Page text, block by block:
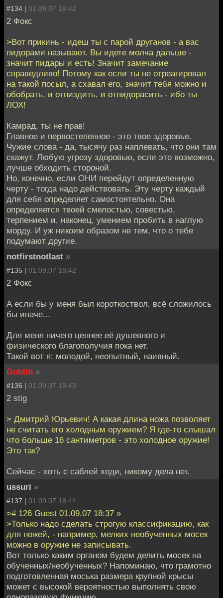
#134 | 01.09.07 18:42
2 Фокс
>Вот прикинь - идеш ты с парой друганов - а вас
пидорами называют. Вы идете молча дальше -
значит пидары и есть! Значит замечание
справедливо! Потому как если ты не отреагировал
на такой посыл, а схавал его, значит тебя можно и
обобрать, и отпиздить, и отпидорасить - ибо ты
ЛОХ!
Камрад, ты не прав!
Главное и первостепенное - это твое здоровье.
Чужие слова - да, тысячу раз наплевать, что они там
скажут. Любую угрозу здоровью, если это возможно,
лучше обходить стороной.
Но, конечно, если ОНИ перейдут определенную
черту - тогда надо действовать. Эту черту каждый
для себя определяет самостоятельно. Она
определяется твоей смелостью, совестью,
терпением и, наконец, умением пробить в наглую
морду. И уж никоим образом не тем, что о тебе
подумают другие.
notfirstnotlast »
#135 | 01.09.07 18:42
2 Фокс
А если бы у меня был короткоствол, всё сложилось
бы иначе...
Для меня ничего ценнее её душевного и
физического благополучия пока нет.
Такой вот я: молодой, неопытный, наивный.
Goblin »
#136 | 01.09.07 18:43
2 stig
> Дмитрий Юрьевич! А какая длина ножа позволяет
не считать его холодным оружием? Я где-то слышал
что больше 16 сантиметров - это холодное оружие!
Это так?
Сейчас - хоть с саблей ходи, никому дела нет.
ussuri »
#137 | 01.09.07 18:44
># 126 Guest 01.09.07 18:37 »
>Только надо сделать строгую классификацию, как
для ножей, - например, мелких необученных мосек
можно в оружие не записывать.
Вот только каким органом будем делить мосек на
обученных/необученных? Напоминаю, что грамотно
подготовленная моська размера крупной крысы
может с высокой вероятностью выполнять свою